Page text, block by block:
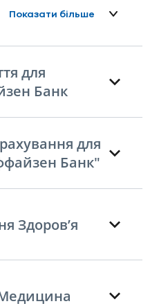
Показати більше
для
Банк
для
Банк"
Здоров’я